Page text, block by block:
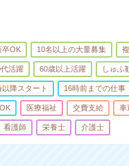
卒OK 10名以上の大量募集
活躍 60歳以上活躍 しゅふ
降スタート 16時前までの仕事
医療福祉 交費支給 車
看護師 栄養士 介護士